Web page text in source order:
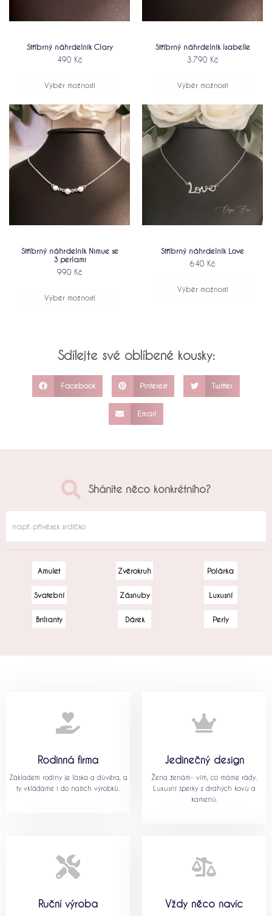
Stříbrný náhrdelník Clary
490 Kč
Výběr možností
Stříbrný náhrdelník Isabelle
3.790 Kč
Výběr možností
Stříbrný náhrdelník Nimue se
3 perlami
990 Kč
Výběr možností
Stříbrný náhrdelník Love
640 Kč
Výběr možností
Sdílejte své oblíbené kousky:
Facebook Pinterest Twitter
Email
Sháníte něco konkrétního?
Amulet Zvěrokruh Polárka
Svatební Zásnuby Luxusní
Brilianty Dárek Perly
Rodinná firma
Základem rodiny je láska a důvěra, a
ty vkládáme i do našich výrobků.
Jedinečný design
Žena ženám- vím, co máme rády.
Luxusní šperky z drahých kovů a
kamenů.
Ruční výroba Vždy něco navíc